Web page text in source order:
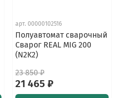
арт. 00000102516
Полуавтомат сварочный
Сварог REAL MIG 200
(N2K2)
23 850 ₽
21 465 ₽